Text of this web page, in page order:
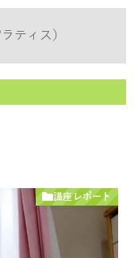
講座レポート